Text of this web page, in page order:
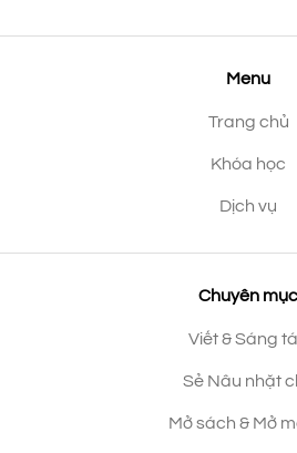
Menu
Trang chủ
Khóa học
Dịch vụ
Chuyên mục
Viết & Sáng
Sẻ Nâu nhặt
Mở sách & Mở